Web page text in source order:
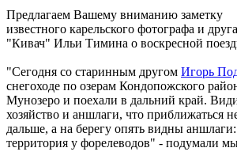
Предлагаем Вашему вниманию заметку
известного карельского фотографа и
"Кивач" Ильи Тимина о воскресной
"Сегодня cо старинным другом Игорь
снегоходе по озерам Кондопожского
Мунозеро и поехали в дальний край.
хозяйство и аншлаги, что приближаться
дальше, а на берегу опять видны
территория у форелеводов" - подумали